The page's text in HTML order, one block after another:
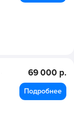
69 000 р.
Подробнее